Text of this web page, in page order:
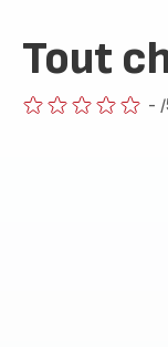
Tout
-